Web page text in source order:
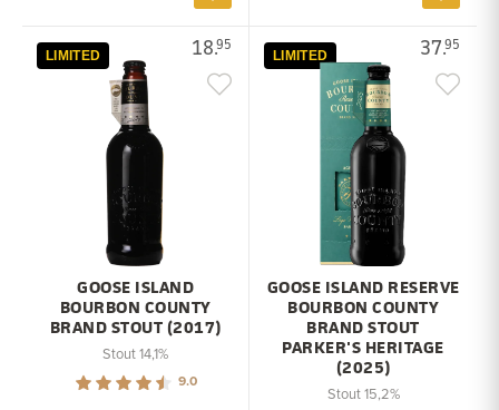
18.95
LIMITED
GOOSE ISLAND
BOURBON COUNTY
BRAND STOUT (2017)
Stout 14,1%
9.0
37.95
LIMITED
GOOSE ISLAND RESERVE
BOURBON COUNTY
BRAND STOUT
PARKER'S HERITAGE
(2025)
Stout 15,2%